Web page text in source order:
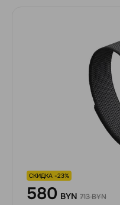
СКИДКА -23%
580 BYN 713 BYN